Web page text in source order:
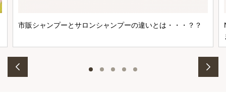
市販シャンプーとサロンシャンプーの違いとは・・・？？